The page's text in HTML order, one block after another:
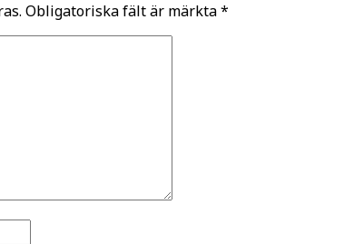
Obligatoriska fält är märkta*